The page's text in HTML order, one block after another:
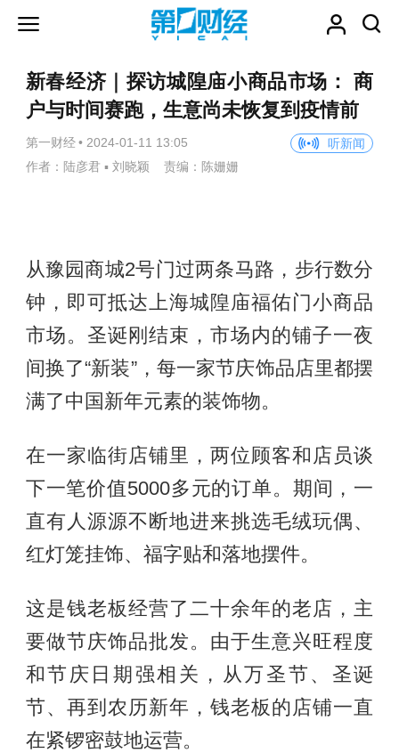
新春经济｜探访城隍庙小商品市场： 商
户与时间赛跑，生意尚未恢复到疫情前
第一财经 • 2024-01-11 13:05
听新闻
作者：陆彦君 ▪ 刘晓颖 责编：陈姗姗
从豫园商城2号门过两条马路，步行数分
钟，即可抵达上海城隍庙福佑门小商品
市场。圣诞刚结束，市场内的铺子一夜
间换了“新装”，每一家节庆饰品店里都摆
满了中国新年元素的装饰物。
在一家临街店铺里，两位顾客和店员谈
下一笔价值5000多元的订单。期间，一
直有人源源不断地进来挑选毛绒玩偶、
红灯笼挂饰、福字贴和落地摆件。
这是钱老板经营了二十余年的老店，主
要做节庆饰品批发。由于生意兴旺程度
和节庆日期强相关，从万圣节、圣诞
节、再到农历新年，钱老板的店铺一直
在紧锣密鼓地运营。